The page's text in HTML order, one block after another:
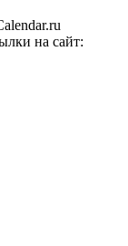
на сайт: